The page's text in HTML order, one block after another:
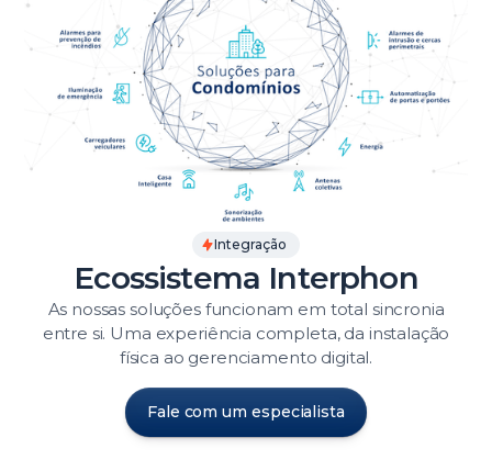
Integração
Ecossistema Interphon
As nossas soluções funcionam em total sincronia
entre si. Uma experiência completa, da instalação
física ao gerenciamento digital.
Fale com um especialista